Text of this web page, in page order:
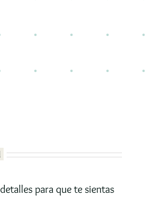
para que te sientas